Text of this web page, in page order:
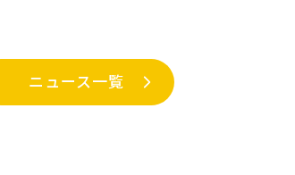
ニュース一覧